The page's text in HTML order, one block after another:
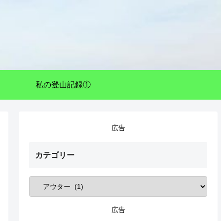
私の登山記録①
広告
カテゴリー
広告